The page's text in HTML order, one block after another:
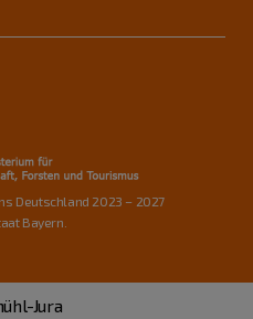
Deutschland 2023 – 2027
Bayern.
Jura